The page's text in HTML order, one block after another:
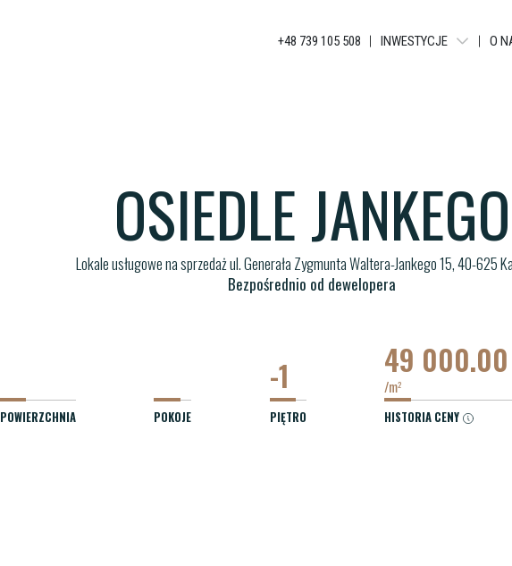
+48 739 105 508 INWESTYCJE
BELG APARTMENTS
APARTAMENTY
O
OSIEDLE JANKEGO
Lokale usługowe na sprzedaż ul. Generała Zygmunta Waltera-Jankego 15, 40-625
Bezpośrednio od dewelopera
POWIERZCHNIA POKOJE PIĘTRO
-1
HISTORIA CENY
49
/m2